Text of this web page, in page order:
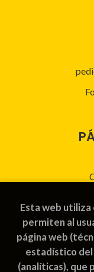
Esta web
permiten al
página web
estadístico
(analíticas), que